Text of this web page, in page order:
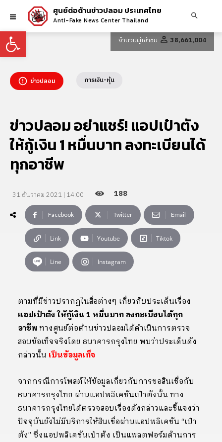
Open toolbar
ศูนย์ต่อต้านข่าวปลอม ประเทศไทย
Anti-Fake News Center Thailand
จำนวนผู้เข้าชม 38,661,004
ข่าวปลอม การเงิน-หุ้น
ข่าวปลอม อย่าแชร์! แอปเป๋าตัง
ให้กู้เงิน 1 หมื่นบาท ลงทะเบียนได้
ทุกอาชีพ
31 ธันวาคม 2021 | 14:00 188
Facebook Twitter Email
Link Youtube Tiktok
Line Instagram
ตามที่มีข่าวปรากฏในสื่อต่างๆ เกี่ยวกับประเด็นเรื่อง
แอปเป๋าตัง ให้กู้เงิน 1 หมื่นบาท ลงทะเบียนได้ทุก
อาชีพทางศูนย์ต่อต้านข่าวปลอมได้ดำเนินการตรวจ
สอบข้อเท็จจริงโดย ธนาคารกรุงไทย พบว่าประเด็นดัง
กล่าวนั้น เป็นข้อมูลเท็จ
จากกรณีการโพสต์ให้ข้อมูลเกี่ยวกับการขอสินเชื่อกับ
ธนาคารกรุงไทย ผ่านแอปพลิเคชันเป๋าตังนั้น ทาง
ธนาคารกรุงไทยได้ตรวจสอบเรื่องดังกล่าวและชี้แจงว่า
ปัจจุบันยังไม่มีบริการให้สินเชื่อผ่านแอปพลิเคชัน “เป๋า
ตัง” ซึ่งแอปพลิเคชันเป๋าตัง เป็นแพลตฟอร์มด้านการ